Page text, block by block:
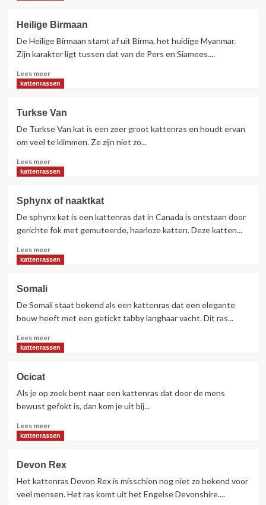
Rex
Heilige Birmaan
De Heilige Birmaan stamt af uit Birma, het huidige Myanmar.
Zijn karakter ligt tussen dat van de Pers en Siamees....
Lees meerLees
meer
Birmaan
kattenrassen
Turkse Van
De Turkse Van kat is een zeer groot kattenras en houdt ervan
om veel te klimmen. Ze zijn niet zo...
Lees meerLees
meer
Van
kattenrassen
Sphynx of naaktkat
De sphynx kat is een kattenras dat in Canada is ontstaan door
gerichte fok met gemuteerde, haarloze katten. Deze katten...
Lees meerLees
meer
naaktkat
kattenrassen
Somali
De Somali staat bekend als een kattenras dat een elegante
bouw heeft met een getickt tabby langhaar vacht. Dit ras...
Lees meerLees
meer
kattenrassen
Ocicat
Als je op zoek bent naar een kattenras dat door de mens
bewust gefokt is, dan kom je uit bij...
Lees meerLees
meer
kattenrassen
Devon Rex
Het kattenras Devon Rex is misschien nog niet zo bekend voor
veel mensen. Het ras komt uit het Engelse Devonshire....